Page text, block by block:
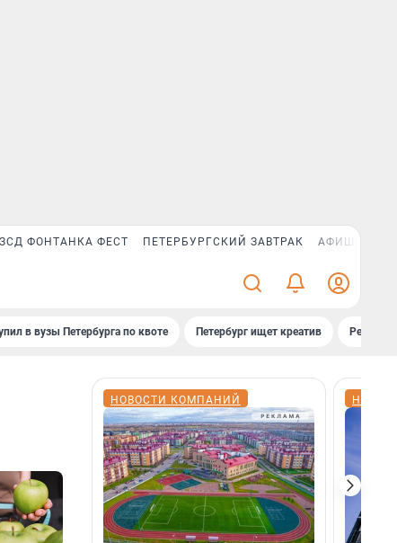
ЗСД ФОНТАНКА ФЕСТ ПЕТЕРБУРГСКИЙ ЗАВТРАК АФИША PLUS
в вузы Петербурга по квоте Петербург ищет креатив
НОВОСТИ КОМПАНИЙ